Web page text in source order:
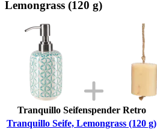
Lemongrass (120 g)
Tranquillo Seifenspender Retro
Tranquillo Seife, Lemongrass (120 g)